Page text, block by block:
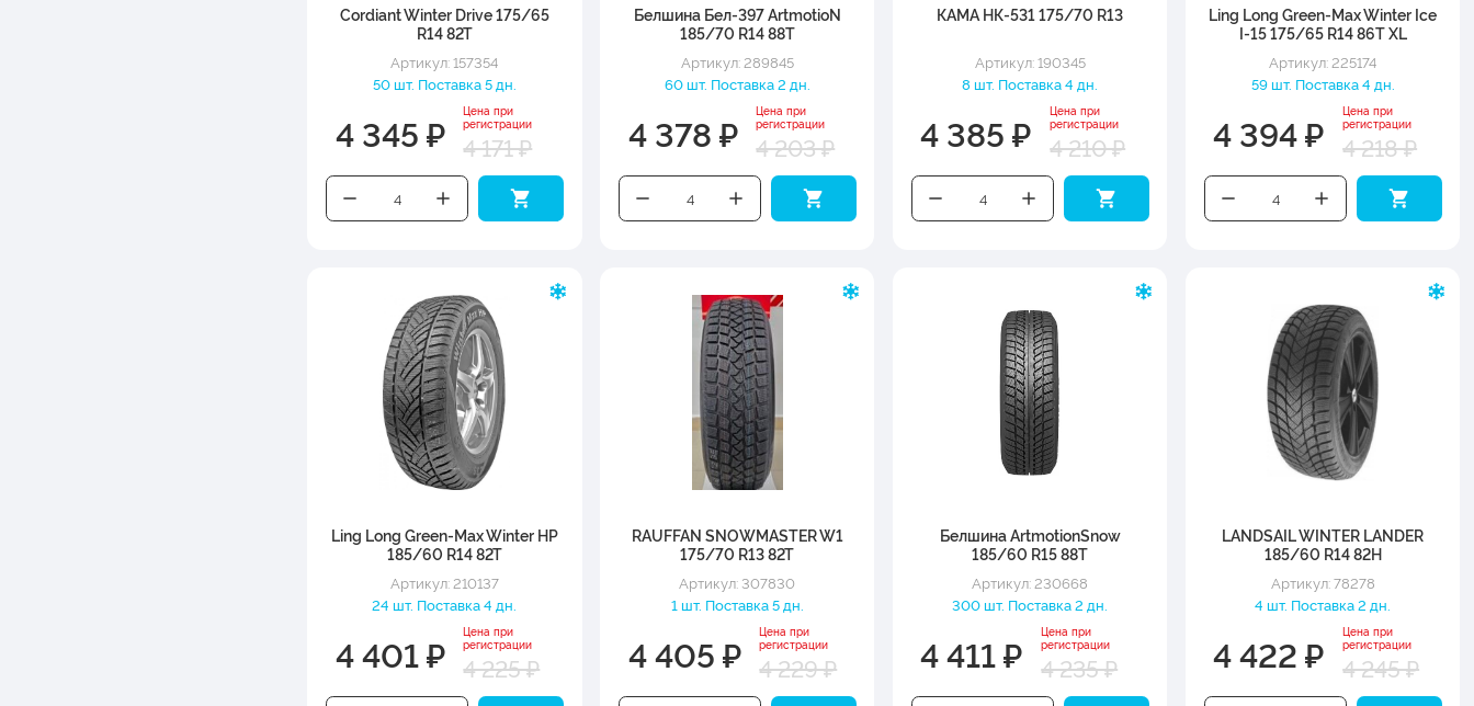
Cordiant Winter Drive 175/65
R14 82T
Артикул: 157354
50 шт. Поставка 5 дн.
4 345 ₽
Цена при
регистрации
4 171 ₽
Белшина Бел-397 ArtmotioN
185/70 R14 88T
Артикул: 289845
60 шт. Поставка 2 дн.
4 378 ₽
Цена при
регистрации
4 203 ₽
КАМА НК-531 175/70 R13
Артикул: 190345
8 шт. Поставка 4 дн.
4 385 ₽
Цена при
регистрации
4 210 ₽
Ling Long Green-Max Winter Ice
I-15 175/65 R14 86T XL
Артикул: 225174
59 шт. Поставка 4 дн.
4 394 ₽
Цена при
регистрации
4 218 ₽
Ling Long Green-Max Winter HP
185/60 R14 82T
Артикул: 210137
24 шт. Поставка 4 дн.
4 401 ₽
Цена при
регистрации
4 225 ₽
RAUFFAN SNOWMASTER W1
175/70 R13 82T
Артикул: 307830
1 шт. Поставка 5 дн.
4 405 ₽
Цена при
регистрации
4 229 ₽
Белшина ArtmotionSnow
185/60 R15 88T
Артикул: 230668
300 шт. Поставка 2 дн.
4 411 ₽
Цена при
регистрации
4 235 ₽
LANDSAIL WINTER LANDER
185/60 R14 82H
Артикул: 78278
4 шт. Поставка 2 дн.
4 422 ₽
Цена при
регистрации
4 245 ₽